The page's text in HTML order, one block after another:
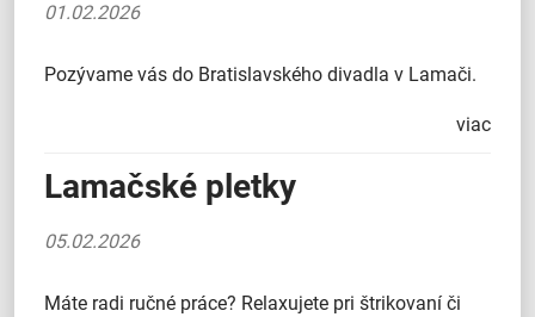
01.02.2026
Pozývame vás do Bratislavského divadla v Lamači.
viac
Lamačské pletky
05.02.2026
Máte radi ručné práce? Relaxujete pri štrikovaní či